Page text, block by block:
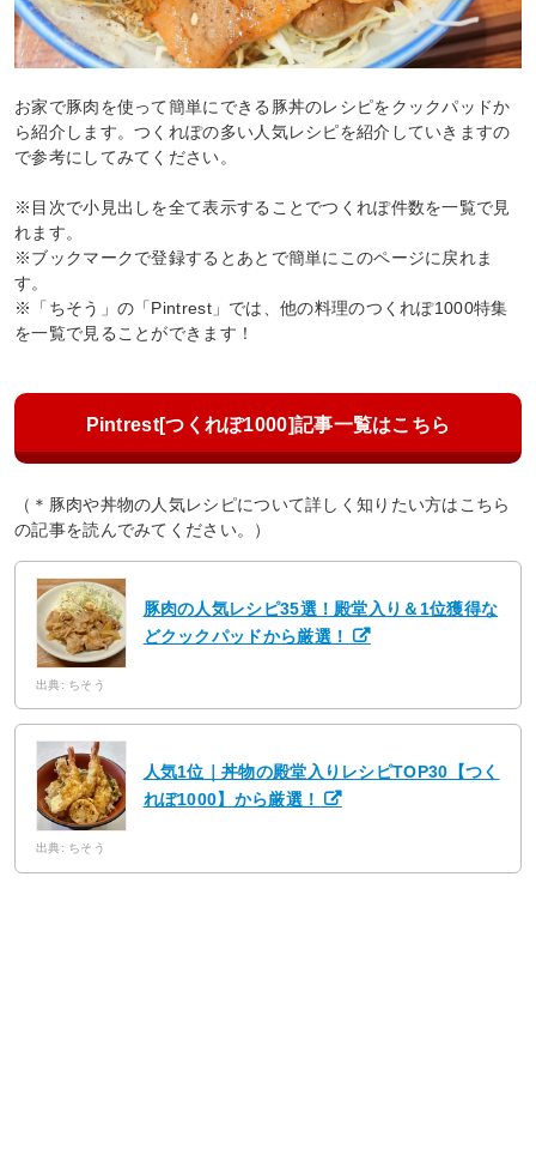
お家で豚肉を使って簡単にできる豚丼のレシピをクックパッドか
ら紹介します。つくれぽの多い人気レシピを紹介していきますの
で参考にしてみてください。
※目次で小見出しを全て表示することでつくれぽ件数を一覧で見
れます。
※ブックマークで登録するとあとで簡単にこのページに戻れま
す。
※「ちそう」の「Pintrest」では、他の料理のつくれぽ1000特集
を一覧で見ることができます！
Pintrest[つくれぽ1000]記事一覧はこちら
（＊豚肉や丼物の人気レシピについて詳しく知りたい方はこちら
の記事を読んでみてください。）
豚肉の人気レシピ35選！殿堂入り＆1位獲得な
どクックパッドから厳選！
出典: ちそう
人気1位｜丼物の殿堂入りレシピTOP30【つく
れぽ1000】から厳選！
出典: ちそう